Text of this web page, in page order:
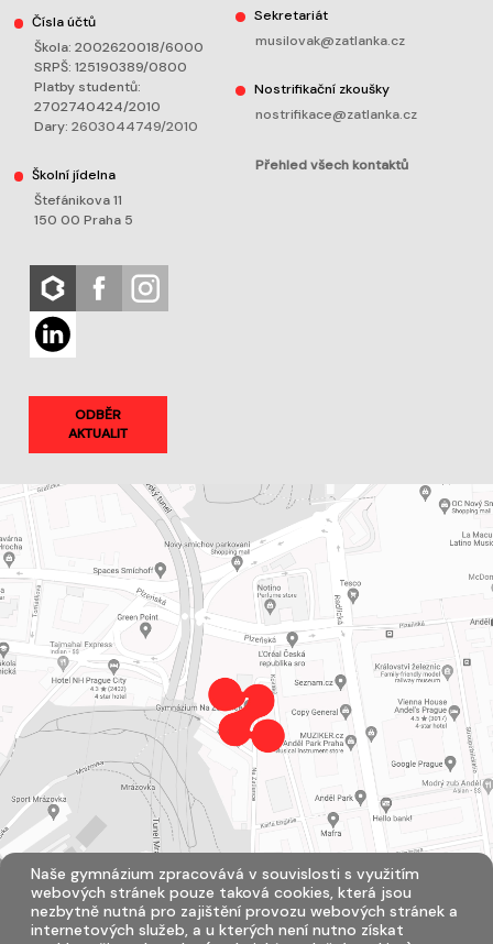
Čísla účtů
Škola: 2002620018/6000
SRPŠ: 125190389/0800
Platby studentů:
2702740424/2010
Dary: 2603044749/2010
Školní jídelna
Štefánikova 11
150 00 Praha 5
ODBĚR
AKTUALIT
Sekretariát
musilovak@zatlanka.cz
Nostrifikační zkoušky
nostrifikace@zatlanka.cz
Přehled všech kontaktů
Naše gymnázium zpracovává v souvislosti s využitím
webových stránek pouze taková cookies, která jsou
nezbytně nutná pro zajištění provozu webových stránek a
internetových služeb, a u kterých není nutno získat